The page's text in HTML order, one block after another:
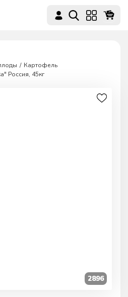
Картофель
Россия, 45кг
2896